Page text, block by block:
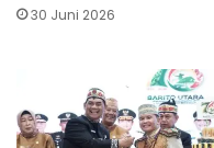
30 Juni 2026